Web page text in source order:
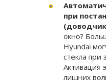
при
окно?
Hyundai
стекла при
Активация
лишних